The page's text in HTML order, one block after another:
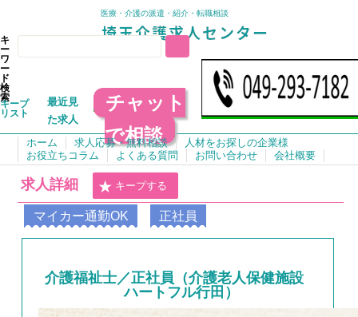
医療・介護の派遣・紹介・転職相談
キ
ー
ワ
ー
ド
検
索
キープ
リスト
最近見
た求人
チャット
で相談
ホーム 求人応募・無料相談
人材をお探しの企業様
お役立ちコラム
よくある質問 お問い合わせ 会社概要
求人詳細 キープする
マイカー通勤OK 正社員
介護福祉士／正社員（介護老人保健施設
ハートフル行田）